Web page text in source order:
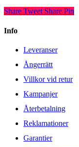
Share Tweet Share Pin
Info
Leveranser
Ångerrätt
Villkor vid retur
Kampanjer
Återbetalning
Reklamationer
Garantier